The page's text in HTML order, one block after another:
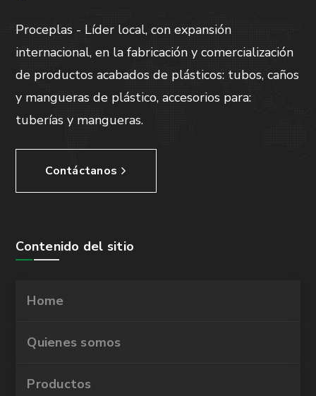
Proceplas - Líder local, con expansión
internacional, en la fabricación y comercialización
de productos acabados de plásticos: tubos, caños
y mangueras de plástico, accesorios para:
tuberías y mangueras.
Contáctanos
Contenido del sitio
Home
Quienes somos
Productos